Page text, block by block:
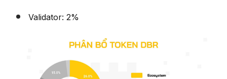
Validator: 2%